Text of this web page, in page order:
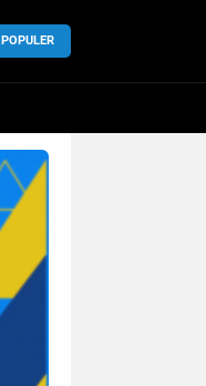
POPULER